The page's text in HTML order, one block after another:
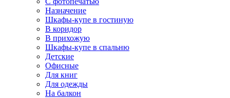
Назначение
Шкафы-купе в гостиную
В коридор
В прихожую
Шкафы-купе в спальню
Детские
Офисные
Для книг
Для одежды
На балкон